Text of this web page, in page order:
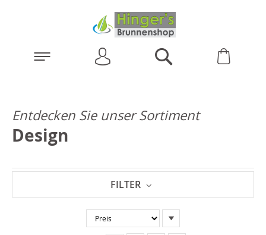
Entdecken Sie unser Sortiment
Design
absteigender
FILTER